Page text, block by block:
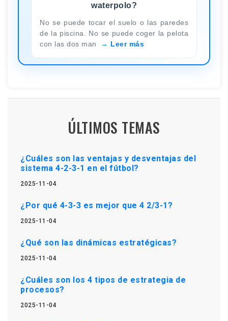
waterpolo?
No se puede tocar el suelo o las paredes
de la piscina. No se puede coger la pelota
con las dos man
Leer más
ÚLTIMOS TEMAS
¿Cuáles son las ventajas y desventajas del
sistema 4-2-3-1 en el fútbol?
2025-11-04
¿Por qué 4-3-3 es mejor que 4 2/3-1?
2025-11-04
¿Qué son las dinámicas estratégicas?
2025-11-04
¿Cuáles son los 4 tipos de estrategia de
procesos?
2025-11-04